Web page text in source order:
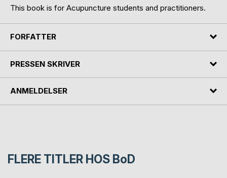
This book is for Acupuncture students and practitioners.
FORFATTER
PRESSEN SKRIVER
ANMELDELSER
FLERE TITLER HOS BoD